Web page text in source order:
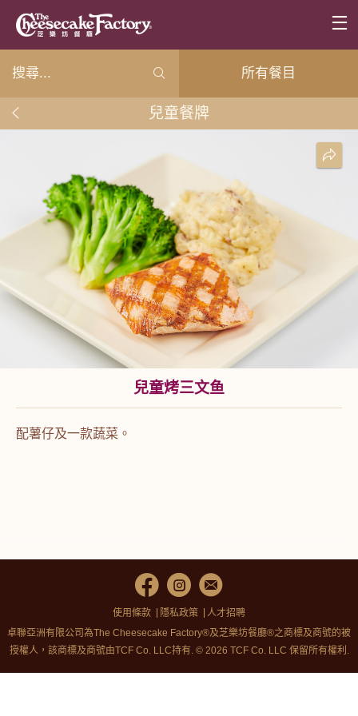
所有餐目
兒童餐牌
兒童烤三文鱼
配薯仔及一款蔬菜。
使用條款 隱私政策
人才招聘
卓聯亞洲有限公司為The Cheesecake Factory®及芝樂坊餐廳®之商標及商號的被
授權人，該商標及商號由TCF Co. LLC持有. © 2026 TCF Co. LLC 保留所有權利.